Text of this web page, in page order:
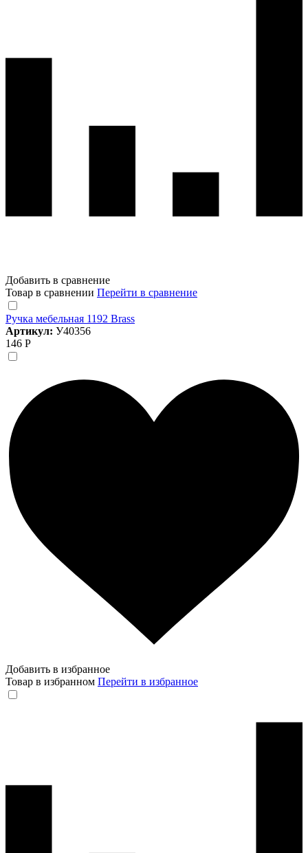
Добавить в сравнение
Товар в сравнении Перейти в сравнение
Ручка мебельная 1192 Brass
Артикул: У40356
146 Р
Добавить в избранное
Товар в избранном Перейти в избранное